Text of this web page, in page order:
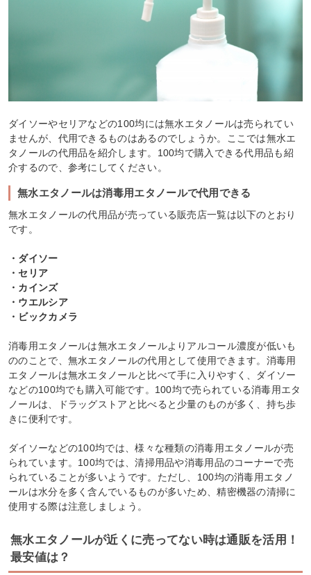
ダイソーやセリアなどの100均には無水エタノールは売られてい
ませんが、代用できるものはあるのでしょうか。ここでは無水エ
タノールの代用品を紹介します。100均で購入できる代用品も紹
介するので、参考にしてください。
無水エタノールは消毒用エタノールで代用できる
無水エタノールの代用品が売っている販売店一覧は以下のとおり
です。
・ダイソー
・セリア
・カインズ
・ウエルシア
・ビックカメラ
消毒用エタノールは無水エタノールよりアルコール濃度が低いも
ののことで、無水エタノールの代用として使用できます。消毒用
エタノールは無水エタノールと比べて手に入りやすく、ダイソー
などの100均でも購入可能です。100均で売られている消毒用エタ
ノールは、ドラッグストアと比べると少量のものが多く、持ち歩
きに便利です。
ダイソーなどの100均では、様々な種類の消毒用エタノールが売
られています。100均では、清掃用品や消毒用品のコーナーで売
られていることが多いようです。ただし、100均の消毒用エタノ
ールは水分を多く含んでいるものが多いため、精密機器の清掃に
使用する際は注意しましょう。
無水エタノールが近くに売ってない時は通販を活用！
最安値は？